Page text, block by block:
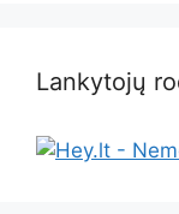
Lankytojų